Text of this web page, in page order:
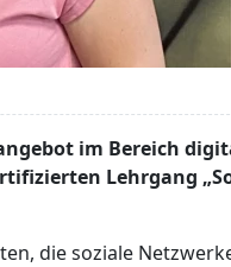
im Bereich
Lehrgang
die soziale